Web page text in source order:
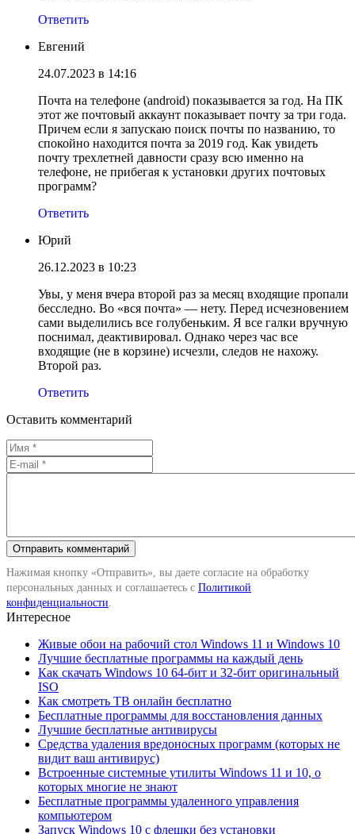
Ответить
Евгений
24.07.2023 в 14:16
Почта на телефоне (android) показывается за год. На ПК
этот же почтовый аккаунт показывает почту за три года.
Причем если я запускаю поиск почты по названию, то
спокойно находится почта за 2019 год. Как увидеть
почту трехлетней давности сразу всю именно на
телефоне, не прибегая к установки других почтовых
программ?
Ответить
Юрий
26.12.2023 в 10:23
Увы, у меня вчера второй раз за месяц входящие пропали
бесследно. Во «вся почта» — нету. Перед исчезновением
сами выделились все голубеньким. Я все галки вручную
поснимал, деактивировал. Однако через час все
входящие (не в корзине) исчезли, следов не нахожу.
Второй раз.
Ответить
Оставить комментарий
Нажимая кнопку «Отправить», вы даете согласие на обработку
персональных данных и соглашаетесь с Политикой
конфиденциальности
Интересное
Живые обои на рабочий стол Windows 11 и Windows 10
Лучшие бесплатные программы на каждый день
Как скачать Windows 10 64-бит и 32-бит оригинальный
ISO
Как смотреть ТВ онлайн бесплатно
Бесплатные программы для восстановления данных
Лучшие бесплатные антивирусы
Средства удаления вредоносных программ (которых не
видит ваш антивирус)
Встроенные системные утилиты Windows 11 и 10, о
которых многие не знают
Бесплатные программы удаленного управления
компьютером
Запуск Windows 10 с флешки без установки